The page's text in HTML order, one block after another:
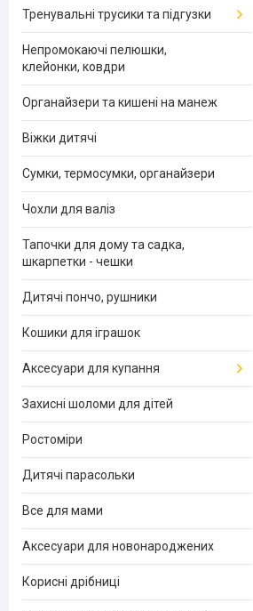
Тренувальні трусики та підгузки
Непромокаючі пелюшки,
клейонки, ковдри
Органайзери та кишені на манеж
Віжки дитячі
Сумки, термосумки, органайзери
Чохли для валіз
Тапочки для дому та садка,
шкарпетки - чешки
Дитячі пончо, рушники
Кошики для іграшок
Аксесуари для купання
Захисні шоломи для дітей
Ростоміри
Дитячі парасольки
Все для мами
Аксесуари для новонароджених
Корисні дрібниці